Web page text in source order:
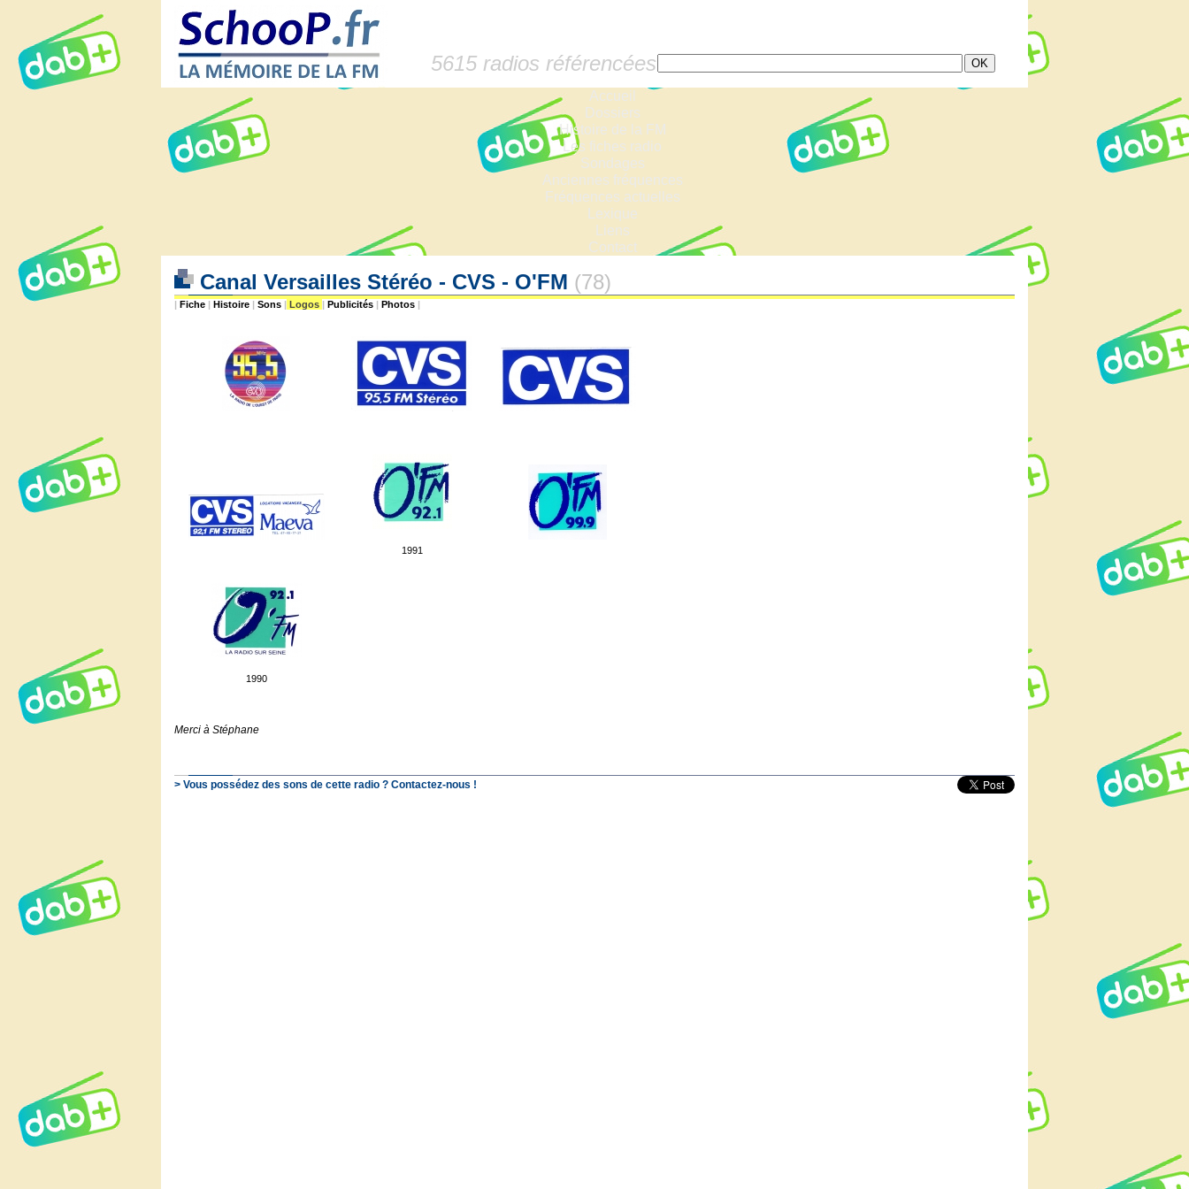
5615 radios référencées
Accueil
Dossiers
Histoire de la FM
Les fiches radio
Sondages
Anciennes fréquences
Fréquences actuelles
Lexique
Liens
Contact
Canal Versailles Stéréo - CVS - O'FM (78)
| Fiche | Histoire | Sons | Logos | Publicités | Photos |
1991
1990
Merci à Stéphane
> Vous possédez des sons de cette radio ? Contactez-nous !